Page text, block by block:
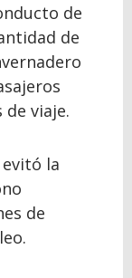
de
de
viaje.
evitó la
de